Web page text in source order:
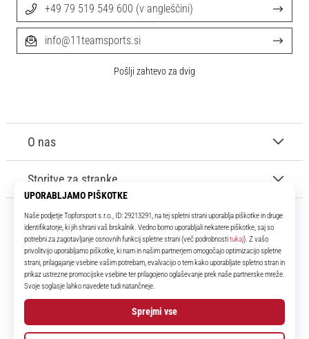
11teamsports.si
Že več kot 16 let smo vaši soigralci ter vam predstavljamo najboljše in
najnovejše izdelke iz sveta nogometa.
Facebook
Instagram
O nas
Storitve za stranke
+49 79 519 549 600 (v angleščini)
info@11teamsports.si
Pošlji zahtevo za dvig